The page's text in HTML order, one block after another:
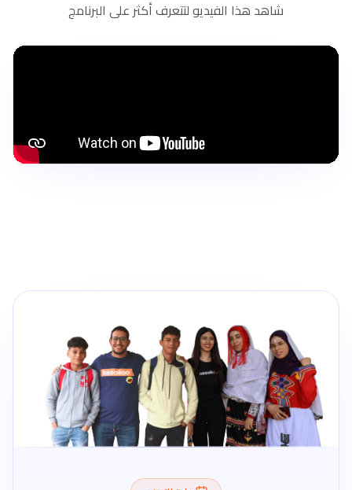
شاهد هذا الفيديو لتتعرف أكثر على البرنامج